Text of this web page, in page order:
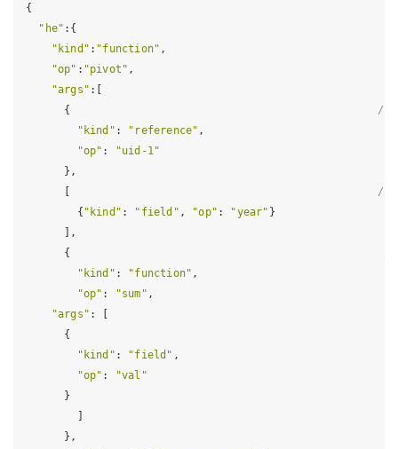
{
"he" :{
"kind" : "function" ,
"op" : "pivot" ,
"args" :[
      {
//
"kind" : "reference" ,
"op" :
"uid-1"
      },
//
        {
"kind" : "field" , "op" : "year" }
      ],
      {
"kind" : "function" ,
"op" : "sum" ,
"args" : [
      {
"kind" : "field" ,
"op" :
"val"
      }
      },